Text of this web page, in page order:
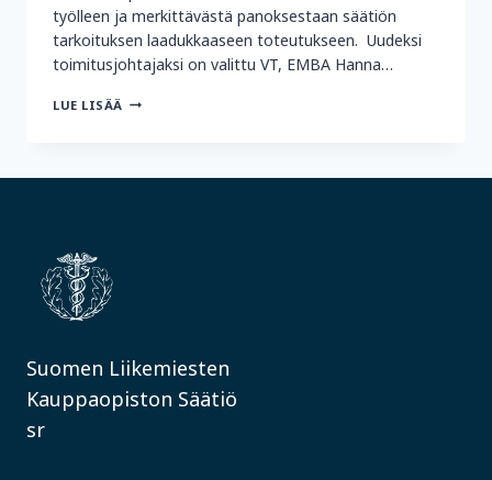
työlleen ja merkittävästä panoksestaan säätiön
tarkoituksen laadukkaaseen toteutukseen. Uudeksi
toimitusjohtajaksi on valittu VT, EMBA Hanna…
LUE LISÄÄ TIEDOTE:
Suomen Liikemiesten
Kauppaopiston Säätiö
sr